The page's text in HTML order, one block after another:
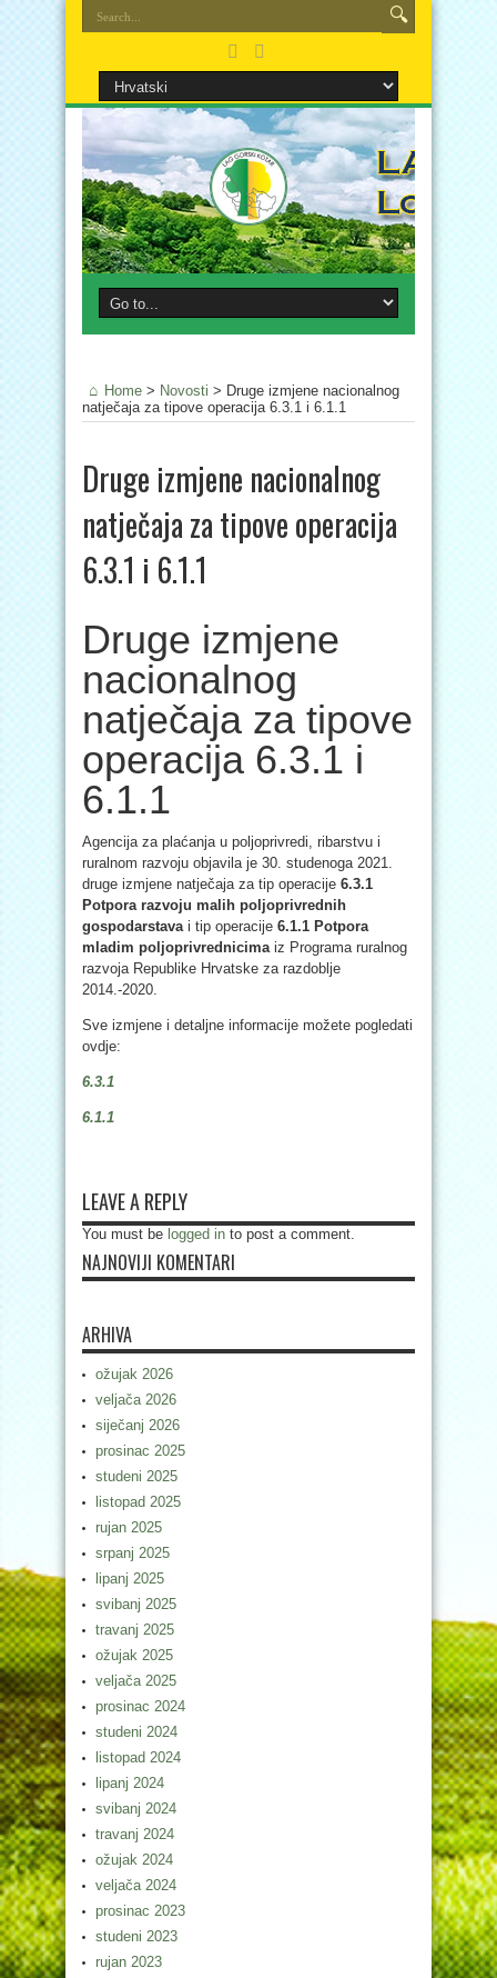
Home > Novosti > Druge izmjene nacionalnog
natječaja za tipove operacija 6.3.1 i 6.1.1
Druge izmjene nacionalnog
natječaja za tipove operacija
6.3.1 i 6.1.1
Druge izmjene
nacionalnog
natječaja za tipove
operacija 6.3.1 i
6.1.1
Agencija za plaćanja u poljoprivredi, ribarstvu i
ruralnom razvoju objavila je 30. studenoga 2021.
druge izmjene natječaja za tip operacije 6.3.1
Potpora razvoju malih poljoprivrednih
gospodarstavai tip operacije 6.1.1 Potpora
mladim poljoprivrednicimaiz Programa ruralnog
razvoja Republike Hrvatske za razdoblje
2014.-2020.
Sve izmjene i detaljne informacije možete pogledati
ovdje:
6.3.1
6.1.1
LEAVE A REPLY
You must be logged in to post a comment.
NAJNOVIJI KOMENTARI
ARHIVA
ožujak 2026
veljača 2026
siječanj 2026
prosinac 2025
studeni 2025
listopad 2025
rujan 2025
srpanj 2025
lipanj 2025
svibanj 2025
travanj 2025
ožujak 2025
veljača 2025
prosinac 2024
studeni 2024
listopad 2024
lipanj 2024
svibanj 2024
travanj 2024
ožujak 2024
veljača 2024
prosinac 2023
studeni 2023
rujan 2023